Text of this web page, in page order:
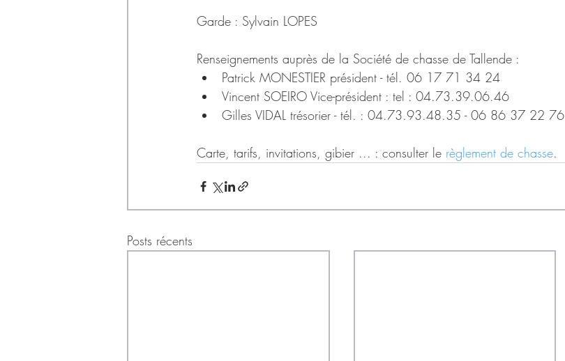
Garde : Sylvain LOPES
Renseignements auprès de la Société de chasse de Tallende :
Patrick MONESTIER président - tél. 06 17 71 34 24
Vincent SOEIRO Vice-président : tel : 04.73.39.06.46
Gilles VIDAL trésorier - tél. : 04.73.93.48.35 - 06 86 37 22 76
Carte, tarifs, invitations, gibier ... : consulter le règlement de chasse.
Posts récents